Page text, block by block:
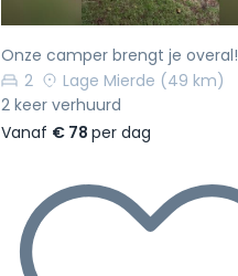
Onze camper brengt je overal!
2
Lage Mierde (49 km)
2 keer verhuurd
Vanaf € 78 per dag